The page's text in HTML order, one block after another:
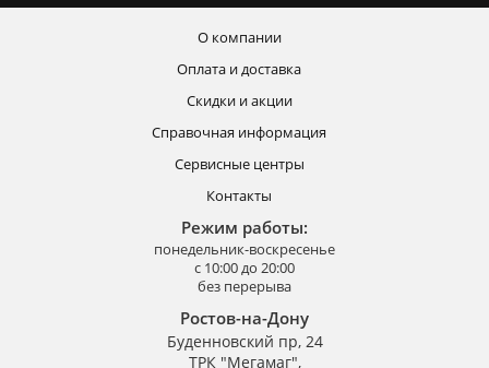
О компании
Оплата и доставка
Скидки и акции
Справочная информация
Сервисные центры
Контакты
Режим работы:
понедельник-воскресенье
с 10:00 до 20:00
без перерыва
Ростов-на-Дону
Буденновский пр, 24
ТРК "Мегамаг",